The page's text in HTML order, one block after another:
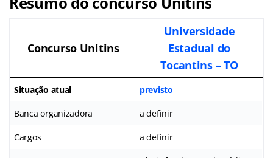
Concurso Unitins
Universidade
Estadual do
Tocantins – TO
Situação atual previsto
Banca organizadora a definir
Cargos a definir